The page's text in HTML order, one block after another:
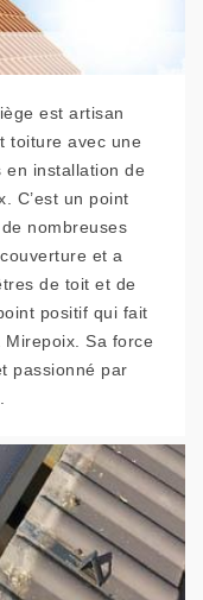
est artisan
toiture avec une
en installation de
C’est un point
nombreuses
et a
de toit et de
positif qui fait
Sa force
passionné par